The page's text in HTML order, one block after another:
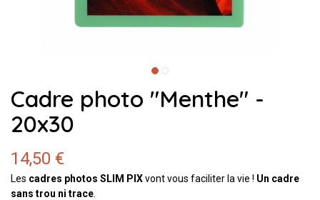
Cadre photo "Menthe" -
20x30
14,50 €
Les cadres photos SLIM PIXvont vous faciliter la vie ! Un cadre
sans trou ni trace